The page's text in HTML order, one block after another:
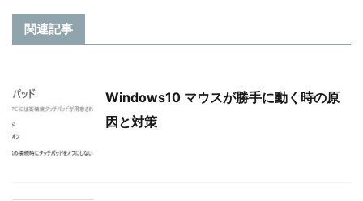
関連記事
Windows10 マウスが勝手に動く時の原
因と対策